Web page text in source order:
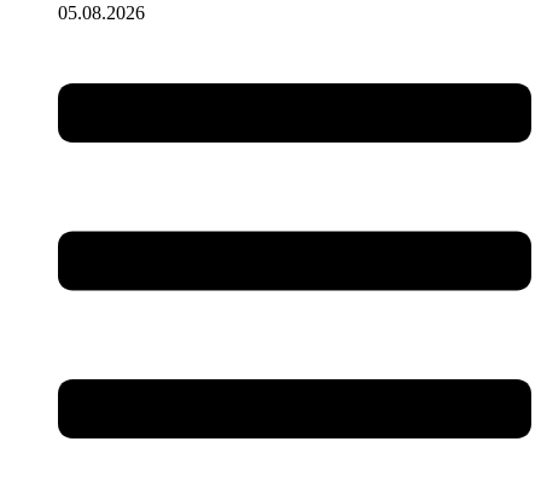
05.08.2026